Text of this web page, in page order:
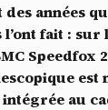
des années
l’ont fait : sur
Speedfox
est
au